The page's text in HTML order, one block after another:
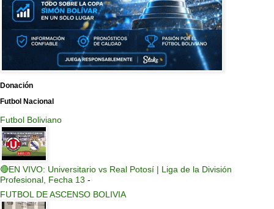
Donación
Futbol Nacional
Futbol Boliviano
🔴EN VIVO: Universitario vs Real Potosí | Liga de la División
Profesional, Fecha 13 -
FUTBOL DE ASCENSO BOLIVIA